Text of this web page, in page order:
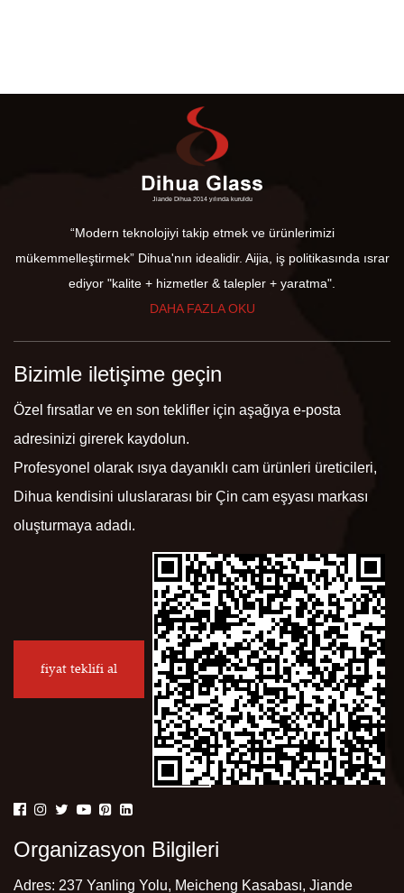
Jiande Dihua 2014 yılında kuruldu
“Modern teknolojiyi takip etmek ve ürünlerimizi
mükemmelleştirmek” Dihua'nın idealidir. Aijia, iş politikasında ısrar
ediyor "kalite + hizmetler & talepler + yaratma".
DAHA FAZLA OKU
Bizimle iletişime geçin
Özel fırsatlar ve en son teklifler için aşağıya e-posta
adresinizi girerek kaydolun.
Profesyonel olarak ısıya dayanıklı cam ürünleri üreticileri,
Dihua kendisini uluslararası bir Çin cam eşyası markası
oluşturmaya adadı.
fiyat teklifi al
Organizasyon Bilgileri
Adres: 237 Yanling Yolu, Meicheng Kasabası, Jiande